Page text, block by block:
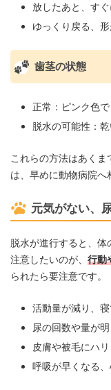
放したあと、す
ゆっくり戻る、
歯茎の状態
正常：ピンク色で
脱水の可能性：
これらの方法はあく
は、早めに動物病院へ
元気がない、
脱水が進行すると、体
注意したいのが、 行動
られたら要注意です。
活動量が減り、
尿の回数や量が
皮膚や被毛にハ
呼吸が早くなる